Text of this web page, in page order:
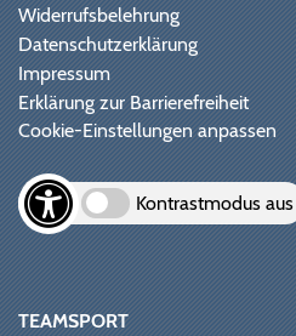
Widerrufsbelehrung
Datenschutzerklärung
Impressum
Erklärung zur Barrierefreiheit
Cookie-Einstellungen anpassen
Kontrastmodus aus
TEAMSPORT